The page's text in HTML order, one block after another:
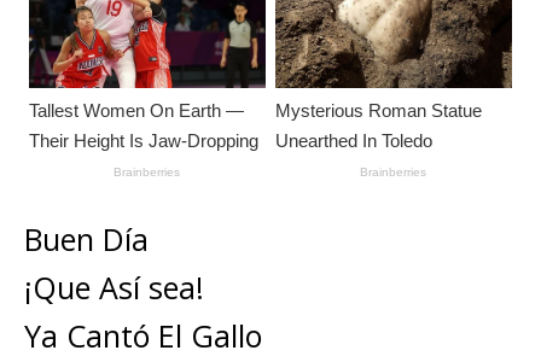
p o
k
e
r
k
ti
r
Buen Día
¡Que Así sea!
Ya Cantó El Gallo